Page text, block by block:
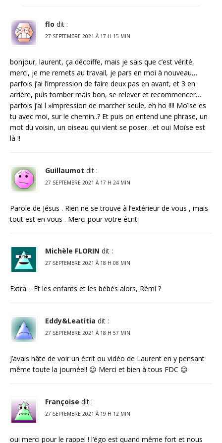
flo dit :
27 SEPTEMBRE 2021 À 17 H 15 MIN
bonjour, laurent, ça décoiffe, mais je sais que c’est vérité,
merci, je me remets au travail, je pars en moi à nouveau…
parfois j’ai l’impression de faire deux pas en avant, et 3 en
arrière, puis tomber mais bon, se relever et recommencer…
parfois j’ai l »impression de marcher seule, eh ho !!!! Moïse es
tu avec moi, sur le chemin..? Et puis on entend une phrase, un
mot du voisin, un oiseau qui vient se poser…et oui Moïse est
là !!
Guillaumot dit :
27 SEPTEMBRE 2021 À 17 H 24 MIN
Parole de Jésus . Rien ne se trouve à l’extérieur de vous , mais
tout est en vous . Merci pour votre écrit
Michèle FLORIN dit :
27 SEPTEMBRE 2021 À 18 H 08 MIN
Extra… Et les enfants et les bébés alors, Rémi ?
Eddy&Leatitia dit :
27 SEPTEMBRE 2021 À 18 H 57 MIN
J’avais hâte de voir un écrit ou vidéo de Laurent en y pensant
même toute la journée!! 😉 Merci et bien à tous FDC 😉
Françoise dit :
27 SEPTEMBRE 2021 À 19 H 12 MIN
oui merci pour le rappel ! l’égo est quand même fort et nous